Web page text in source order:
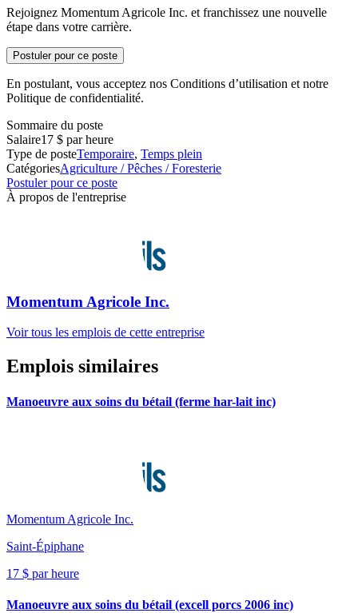
Rejoignez Momentum Agricole Inc. et franchissez une nouvelle
étape dans votre carrière.
Postuler pour ce poste
En postulant, vous acceptez nos Conditions d’utilisation et notre
Politique de confidentialité.
Sommaire du poste
Salaire17 $ par heure
Type de posteTemporaire, Temps plein
CatégoriesAgriculture / Pêches / Foresterie
Postuler pour ce poste
À propos de l'entreprise
Momentum Agricole Inc.
Voir tous les emplois de cette entreprise
Emplois similaires
Manoeuvre aux soins du bétail (ferme har-lait inc)
Momentum Agricole Inc.
Saint-Épiphane
17 $ par heure
Manoeuvre aux soins du bétail (excell porcs 2006 inc)